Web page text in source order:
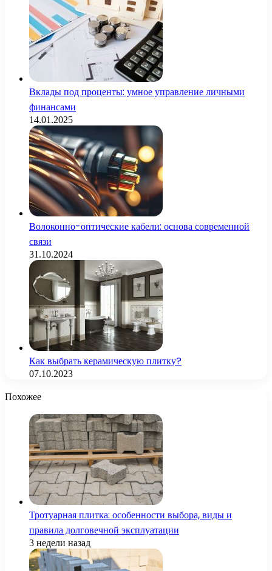
Вклады под проценты: умное управление личными
финансами
14.01.2025
Волоконно-оптические кабели: основа современной
связи
31.10.2024
Как выбрать керамическую плитку?
07.10.2023
Похожее
Тротуарная плитка: особенности выбора, виды и
правила долговечной эксплуатации
3 недели назад